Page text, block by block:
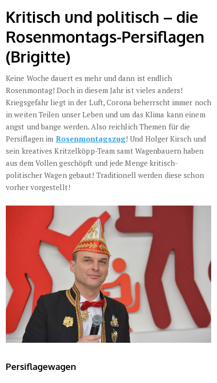
Kritisch und politisch – die
Rosenmontags-Persiflagen
(Brigitte)
Keine Woche dauert es mehr und dann ist endlich
Rosenmontag! Doch in diesem Jahr ist vieles anders!
Kriegsgefahr liegt in der Luft, Corona beherrscht immer noch
in weiten Teilen unser Leben und um das Klima kann einem
angst und bange werden. Also reichlich Themen für die
Persiflagen im Rosenmontagszug! Und Holger Kirsch und
sein kreatives Kritzelköpp-Team samt Wagenbauern haben
aus dem Vollen geschöpft und jede Menge kritisch-
politischer Wagen gebaut! Traditionell werden diese schon
vorher vorgestellt!
Persiflagewagen